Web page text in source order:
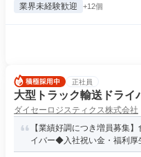
業界未経験歓迎 +12個
正社員
大型トラック輸送ドライ
ダイセーロジスティクス株式会社
【業績好調につき増員募集
イバー◆入社祝い金・福利厚